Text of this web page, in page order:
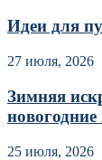
Идеи для
27 июля, 2026
Зимняя
25 июля, 2026